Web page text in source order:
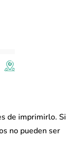
de imprimirlo. Si
no pueden ser